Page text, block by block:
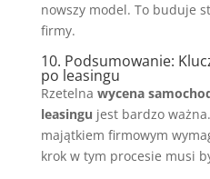
nowszy model. To buduje
firmy.
10. Podsumowanie:
po leasingu
Rzetelna wycena
leasingu jest bardzo
majątkiem firmowym
krok w tym procesie musi